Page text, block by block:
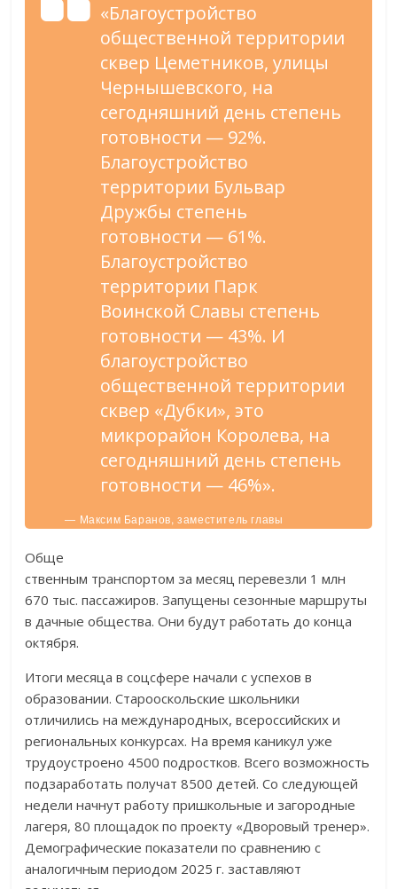
«Благоустройство
общественной территории
сквер Цеметников, улицы
Чернышевского, на
сегодняшний день степень
готовности — 92%.
Благоустройство
территории Бульвар
Дружбы степень
готовности — 61%.
Благоустройство
территории Парк
Воинской Славы степень
готовности — 43%. И
благоустройство
общественной территории
сквер «Дубки», это
микрорайон Королева, на
сегодняшний день степень
готовности — 46%».
— Максим Баранов, заместитель главы
администрации Старооскольского городского
Обще
ственным транспортом за месяц перевезли 1 млн
670 тыс. пассажиров. Запущены сезонные маршруты
в дачные общества. Они будут работать до конца
октября.
Итоги месяца в соцсфере начали с успехов в
образовании. Старооскольские школьники
отличились на международных, всероссийских и
региональных конкурсах. На время каникул уже
трудоустроено 4500 подростков. Всего возможность
подзаработать получат 8500 детей. Со следующей
недели начнут работу пришкольные и загородные
лагеря, 80 площадок по проекту «Дворовый тренер».
Демографические показатели по сравнению с
аналогичным периодом 2025 г. заставляют